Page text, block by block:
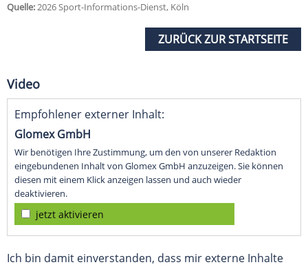
Quelle:2026 Sport-Informations-Dienst, Köln
ZURÜCK ZUR STARTSEITE
Video
Empfohlener externer Inhalt:
Glomex GmbH
Wir benötigen Ihre Zustimmung, um den von unserer Redaktion
eingebundenen Inhalt von Glomex GmbH anzuzeigen. Sie können
diesen mit einem Klick anzeigen lassen und auch wieder
deaktivieren.
jetzt aktivieren
Ich bin damit einverstanden, dass mir externe Inhalte